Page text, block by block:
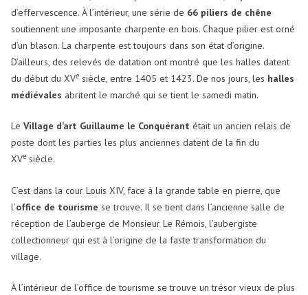
d’effervescence. À l’intérieur, une série de 66 piliers de chêne
soutiennent une imposante charpente en bois. Chaque pilier est orné
d’un blason. La charpente est toujours dans son état d’origine.
D’ailleurs, des relevés de datation ont montré que les halles datent
du début du XVe siècle, entre 1405 et 1423. De nos jours, les halles
médiévales abritent le marché qui se tient le samedi matin.
Le Village d’art Guillaume le Conquérant était un ancien relais de
poste dont les parties les plus anciennes datent de la fin du
XVe siècle.
C’est dans la cour Louis XIV, face à la grande table en pierre, que
l’office de tourisme se trouve. Il se tient dans l’ancienne salle de
réception de l’auberge de Monsieur Le Rémois, l’aubergiste
collectionneur qui est à l’origine de la faste transformation du
village.
À l’intérieur de l’office de tourisme se trouve un trésor vieux de plus